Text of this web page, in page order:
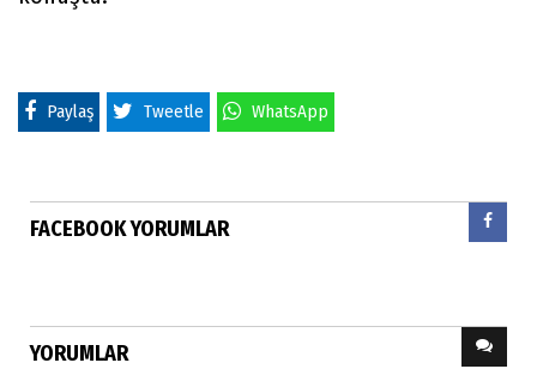
Paylaş Tweetle WhatsApp
FACEBOOK YORUMLAR
YORUMLAR